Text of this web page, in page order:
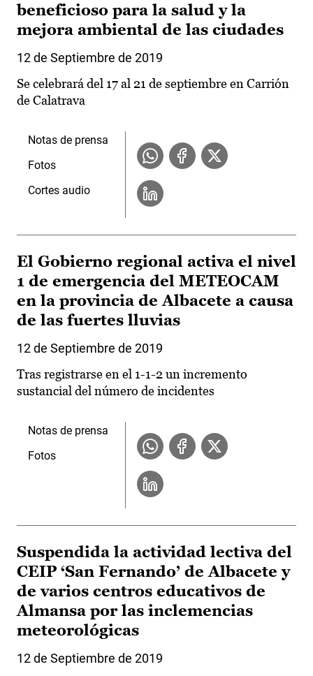
beneficioso para la salud y la
mejora ambiental de las ciudades
12 de Septiembre de 2019
Se celebrará del 17 al 21 de septiembre en Carrión
de Calatrava
Notas de prensa
Fotos
Cortes audio
El Gobierno regional activa el nivel
1 de emergencia del METEOCAM
en la provincia de Albacete a causa
de las fuertes lluvias
12 de Septiembre de 2019
Tras registrarse en el 1-1-2 un incremento
sustancial del número de incidentes
Notas de prensa
Fotos
Suspendida la actividad lectiva del
CEIP ‘San Fernando’ de Albacete y
de varios centros educativos de
Almansa por las inclemencias
meteorológicas
12 de Septiembre de 2019